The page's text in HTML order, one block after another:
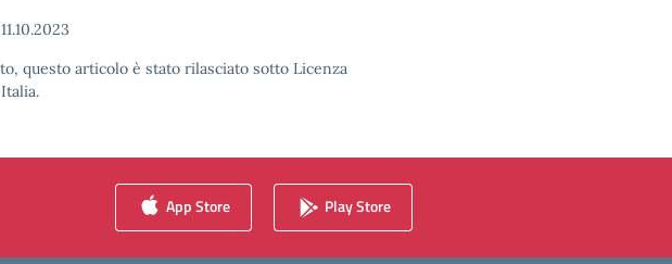
11.10.2023
questo articolo è stato rilasciato sotto Licenza
App Store Play Store